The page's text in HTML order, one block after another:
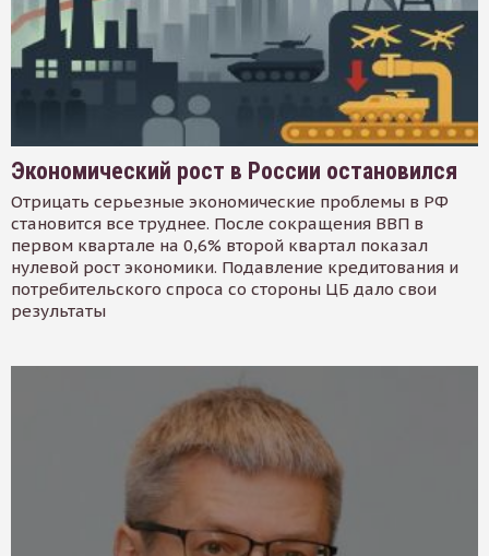
Экономический рост в России остановился
Отрицать серьезные экономические проблемы в РФ
становится все труднее. После сокращения ВВП в
первом квартале на 0,6% второй квартал показал
нулевой рост экономики. Подавление кредитования и
потребительского спроса со стороны ЦБ дало свои
результаты